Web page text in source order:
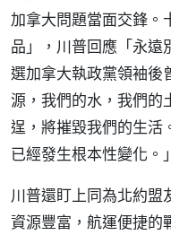
加拿大問題當面交鋒。
品」，川普回應「永遠
選加拿大執政黨領袖後
源，我們的水，我們的
逞，將摧毀我們的生活
已經發生根本性變化。」
川普還盯上同為北約盟
資源豐富，航運便捷的